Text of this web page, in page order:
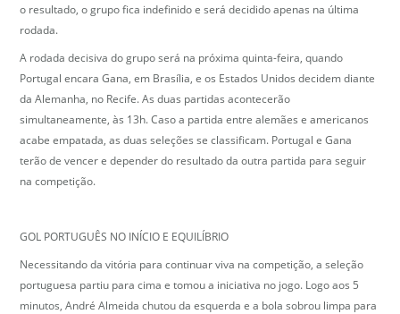
o resultado, o grupo fica indefinido e será decidido apenas na última
rodada.
A rodada decisiva do grupo será na próxima quinta-feira, quando
Portugal encara Gana, em Brasília, e os Estados Unidos decidem diante
da Alemanha, no Recife. As duas partidas acontecerão
simultaneamente, às 13h. Caso a partida entre alemães e americanos
acabe empatada, as duas seleções se classificam. Portugal e Gana
terão de vencer e depender do resultado da outra partida para seguir
na competição.
GOL PORTUGUÊS NO INÍCIO E EQUILÍBRIO
Necessitando da vitória para continuar viva na competição, a seleção
portuguesa partiu para cima e tomou a iniciativa no jogo. Logo aos 5
minutos, André Almeida chutou da esquerda e a bola sobrou limpa para